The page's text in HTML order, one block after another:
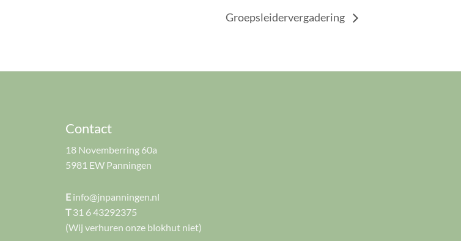
Groepsleidervergadering
Contact
18 Novemberring 60a
5981 EW Panningen
E info@jnpanningen.nl
T31 6 43292375
(Wij verhuren onze blokhut niet)